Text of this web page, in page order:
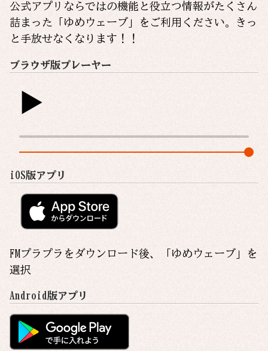
公式アプリならではの機能と役立つ情報がたくさん
詰まった「ゆめウェーブ」をご利用ください。きっ
と手放せなくなります！！
ブラウザ版プレーヤー
iOS版アプリ
FMプラプラをダウンロード後、「 ゆめウェーブ 」を
選択
Android版アプリ